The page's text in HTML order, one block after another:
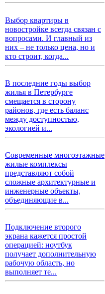
Выбор квартиры в
новостройке всегда связан с
вопросами. И главный из
них – не только цена, но и
кто строит, когда...
В последние годы выбор
жилья в Петербурге
смещается в сторону
районов, где есть баланс
между доступностью,
экологией и...
Современные многоэтажные
жилые комплексы
представляют собой
сложные архитектурные и
инженерные объекты,
объединяющие в...
Подключение второго
экрана кажется простой
операцией: ноутбук
получает дополнительную
рабочую область, но
выполняет те...